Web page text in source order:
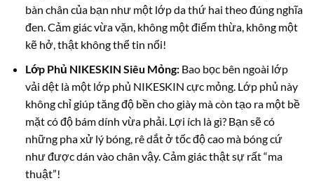
bàn chân của bạn như một lớp da thứ hai theo đúng nghĩa
đen. Cảm giác vừa vặn, không một điểm thừa, không một
kẽ hở, thật không thể tin nổi!
Lớp Phủ NIKESKIN Siêu Mỏng:Bao bọc bên ngoài lớp
vải dệt là một lớp phủ NIKESKIN cực mỏng. Lớp phủ này
không chỉ giúp tăng độ bền cho giày mà còn tạo ra một bề
mặt có độ bám dính vừa phải. Lợi ích là gì? Bạn sẽ có
những pha xử lý bóng, rê dắt ở tốc độ cao mà bóng cứ
như được dán vào chân vậy. Cảm giác thật sự rất “ma
thuật”!